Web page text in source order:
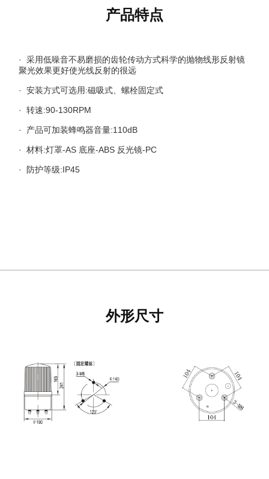
产品特点
· 采用低噪音不易磨损的齿轮传动方式科学的抛物线形反射镜
聚光效果更好使光线反射的很远
· 安装方式可选用:磁吸式、螺栓固定式
· 转速:90-130RPM
· 产品可加装蜂鸣器音量:110dB
· 材料:灯罩-AS 底座-ABS 反光镜-PC
· 防护等级:IP45
外形尺寸